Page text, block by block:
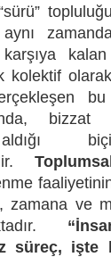
kolektif
bizzat
zamana ve
süreç,